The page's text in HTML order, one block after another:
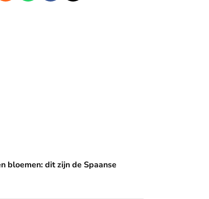
de Spaanse diademen
bloemen: dit zijn de Spaanse